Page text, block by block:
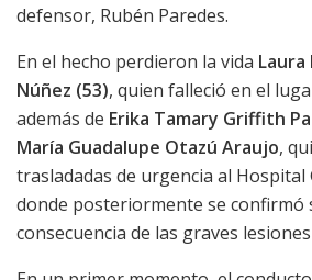
defensor, Rubén Paredes.
En el hecho perdieron la vida Laura
Núñez (53), quien falleció en el
además de Erika Tamary Griffith
María Guadalupe Otazú Araujo,
trasladadas de urgencia al Hospital
donde posteriormente se confirmó
consecuencia de las graves